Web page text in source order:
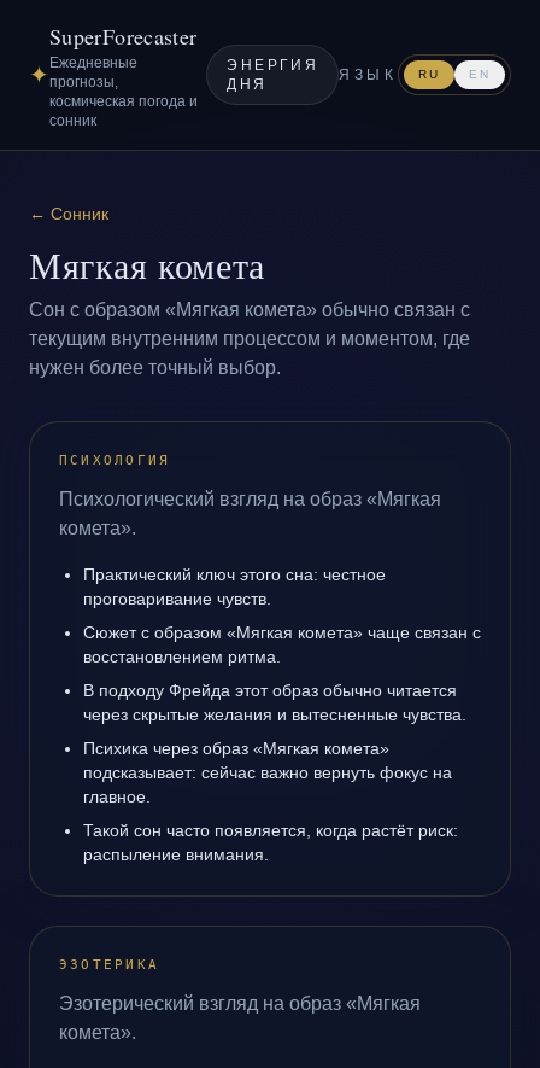
✦
SuperForecaster
Ежедневные
прогнозы,
космическая погода и
сонник
ЭНЕРГИЯ
ДНЯ
ЯЗЫК RU EN
← Сонник
Мягкая комета
Сон с образом «Мягкая комета» обычно связан с
текущим внутренним процессом и моментом, где
нужен более точный выбор.
ПСИХОЛОГИЯ
Психологический взгляд на образ «Мягкая
комета».
Практический ключ этого сна: честное
проговаривание чувств.
Сюжет с образом «Мягкая комета» чаще связан с
восстановлением ритма.
В подходу Фрейда этот образ обычно читается
через скрытые желания и вытесненные чувства.
Психика через образ «Мягкая комета»
подсказывает: сейчас важно вернуть фокус на
главное.
Такой сон часто появляется, когда растёт риск:
распыление внимания.
ЭЗОТЕРИКА
Эзотерический взгляд на образ «Мягкая
комета».